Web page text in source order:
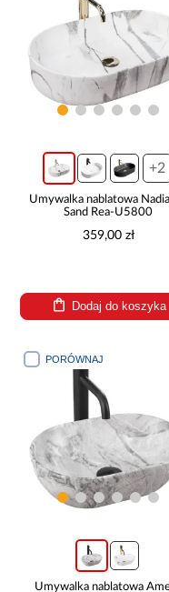
+2
Umywalka nablatowa
Sand Rea-U5800
359,00 zł
Dodaj do koszyka
PORÓWNAJ
Umywalka nablatowa